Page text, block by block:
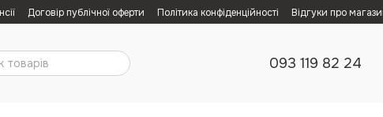
Договір публічної оферти Політика конфіденційності Відгуки про
093 119 82 24